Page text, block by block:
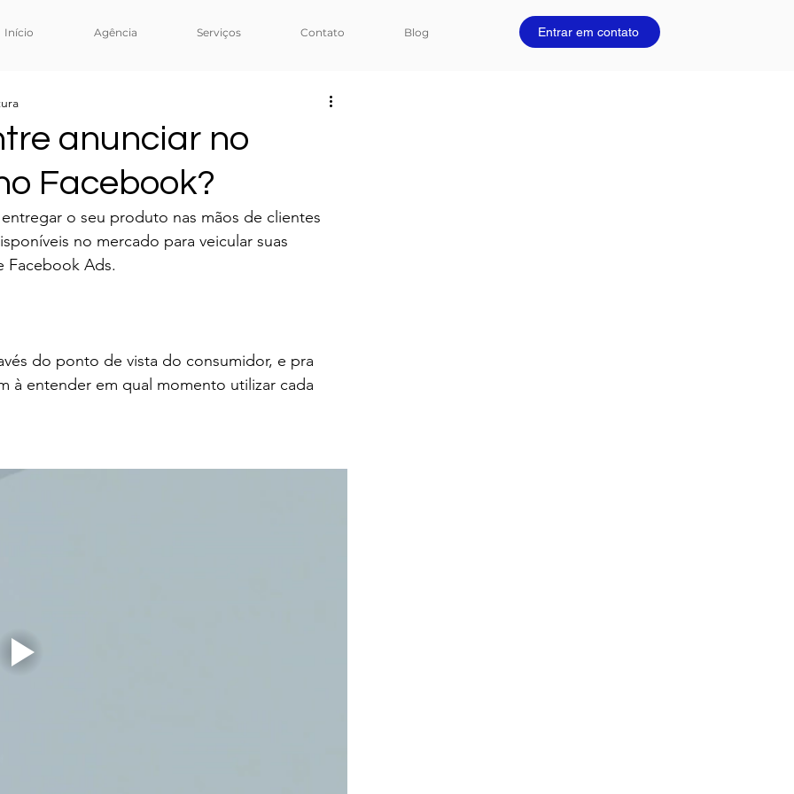
Início Agência Serviços Contato Blog Entrar em contato
anunciar no
Facebook?
o seu produto nas mãos de clientes
no mercado para veicular suas
Facebook Ads.
do ponto de vista do consumidor, e pra
à entender em qual momento utilizar cada